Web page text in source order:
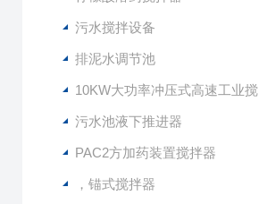
污水搅拌设备
排泥水调节池
10KW大功率冲压式高速工业搅拌设备
污水池液下推进器
PAC2方加药装置搅拌器
，锚式搅拌器